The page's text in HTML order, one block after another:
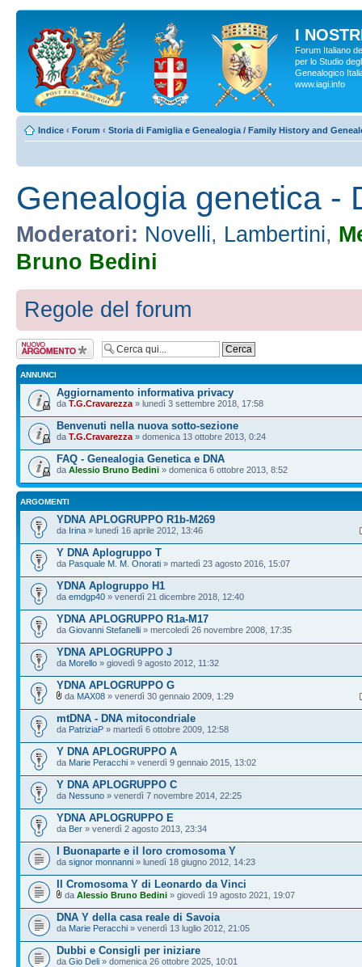
I
Forum Italiano
per lo Studio
Genealogico
www.iagi.info
Indice ‹ Forum ‹ Storia di Famiglia e Genealogia / Family History and
Genealogia genetica -
Moderatori: Novelli, Lambertini,
Bruno Bedini
Regole del forum
Scrivi un nuovo
argomento
ANNUNCI
Aggiornamento informativa privacy
da T.G.Cravarezza » lunedì 3 settembre 2018, 17:58
Benvenuti nella nuova sotto-sezione
da T.G.Cravarezza » domenica 13 ottobre 2013, 0:24
FAQ - Genealogia Genetica e DNA
da Alessio Bruno Bedini » domenica 6 ottobre 2013, 8:52
ARGOMENTI
YDNA APLOGRUPPO R1b-M269
da Irina » lunedì 16 aprile 2012, 13:46
Y DNA Aplogruppo T
da Pasquale M. M. Onorati » martedì 23 agosto 2016, 15:07
YDNA Aplogruppo H1
da emdgp40 » venerdì 21 dicembre 2018, 12:40
YDNA APLOGRUPPO R1a-M17
da Giovanni Stefanelli » mercoledì 26 novembre 2008, 17:35
YDNA APLOGRUPPO J
da Morello » giovedì 9 agosto 2012, 11:32
YDNA APLOGRUPPO G
da MAX08 » venerdì 30 gennaio 2009, 1:29
mtDNA - DNA mitocondriale
da PatriziaP » martedì 6 ottobre 2009, 12:58
Y DNA APLOGRUPPO A
da Marie Peracchi » venerdì 9 gennaio 2015, 13:02
Y DNA APLOGRUPPO C
da Nessuno » venerdì 7 novembre 2014, 22:25
YDNA APLOGRUPPO E
da Ber » venerdì 2 agosto 2013, 23:34
I Buonaparte e il loro cromosoma Y
da signor monnanni » lunedì 18 giugno 2012, 14:23
Il Cromosoma Y di Leonardo da Vinci
da Alessio Bruno Bedini » giovedì 19 agosto 2021, 19:07
DNA Y della casa reale di Savoia
da Marie Peracchi » venerdì 13 luglio 2012, 21:05
Dubbi e Consigli per iniziare
da Gio Deli » domenica 26 ottobre 2025, 10:01